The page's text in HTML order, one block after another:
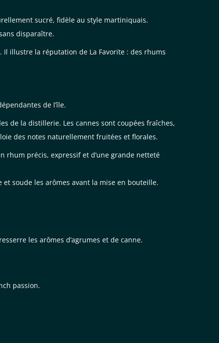
sucré, fidèle au style martiniquais.
disparaître.
illustre la réputation de La Favorite : des rhums
de l’île.
de la distillerie. Les cannes sont coupées fraîches,
des notes naturellement fruitées et florales.
rhum précis, expressif et d’une grande netteté
soude les arômes avant la mise en bouteille.
les arômes d’agrumes et de canne.
passion.